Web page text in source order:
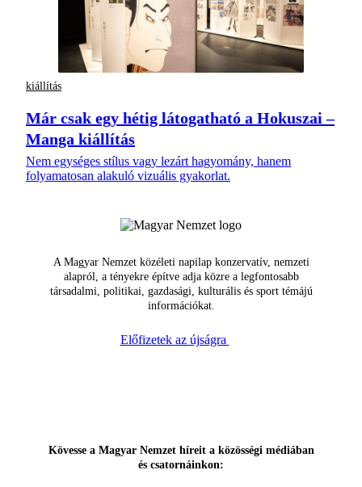
kiállítás
Már csak egy hétig látogatható a Hokuszai –
Manga kiállítás
Nem egységes stílus vagy lezárt hagyomány, hanem
folyamatosan alakuló vizuális gyakorlat.
A Magyar Nemzet közéleti napilap konzervatív, nemzeti
alapról, a tényekre építve adja közre a legfontosabb
társadalmi, politikai, gazdasági, kulturális és sport témájú
információkat.
Előfizetek az újságra
Kövesse a Magyar Nemzet híreit a közösségi médiában
és csatornáinkon: